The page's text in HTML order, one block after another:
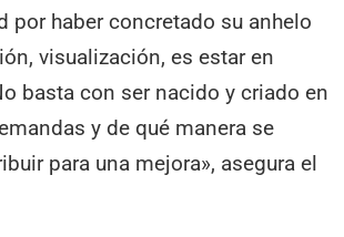
por haber concretado su anhelo
visualización, es estar en
basta con ser nacido y criado en
y de qué manera se
para una mejora», asegura el